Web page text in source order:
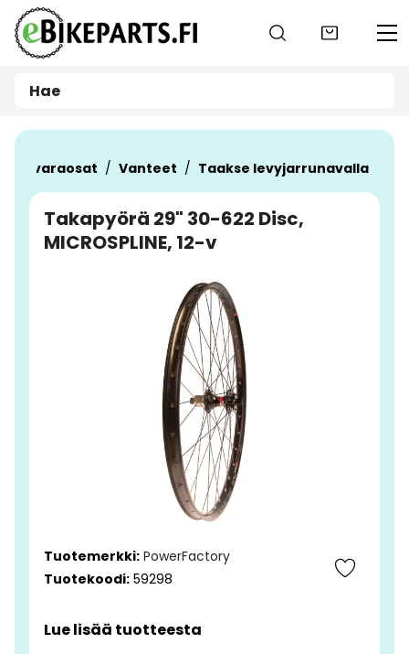
Siirry pääsisältöön
varaosat Vanteet Taakse levyjarrunavalla
Takapyörä 29" 30-622 Disc,
MICROSPLINE, 12-v
Tuotemerkki: PowerFactory
Tuotekoodi: 59298
Lue lisää tuotteesta